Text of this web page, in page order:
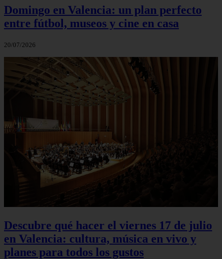
Domingo en Valencia: un plan perfecto
entre fútbol, museos y cine en casa
20/07/2026
Descubre qué hacer el viernes 17 de julio
en Valencia: cultura, música en vivo y
planes para todos los gustos